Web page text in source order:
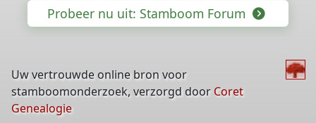
Probeer nu uit: Stamboom Forum
Uw vertrouwde online bron voor
stamboomonderzoek, verzorgd door Coret
Genealogie